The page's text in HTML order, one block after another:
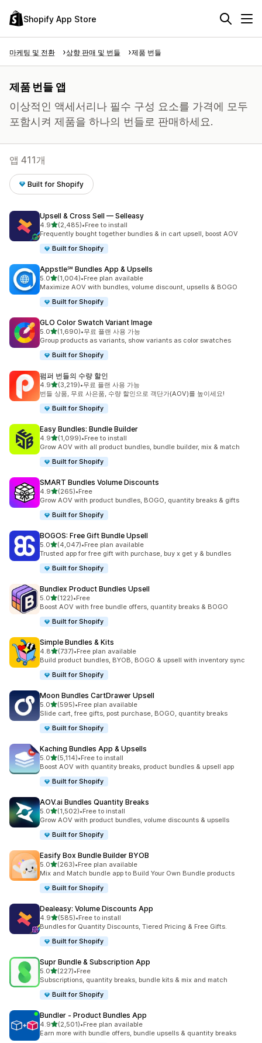
Shopify App Store
마케팅 및 전환 상향 판매 및 번들 제품 번들
제품 번들 앱
이상적인 액세서리나 필수 구성 요소를 가격에 모두
포함시켜 제품을 하나의 번들로 판매하세요.
앱 411개
Built for Shopify
Upsell & Cross Sell — Selleasy
4.9별 5개 중
(2,485)
총 리뷰 2485개
•Free to install
Frequently bought together bundles & in cart upsell, boost AOV
Built for Shopify
Appstle℠ Bundles App & Upsells
5.0별 5개 중
(1,004)
총 리뷰 1004개
•Free plan available
Maximize AOV with bundles, volume discount, upsells & BOGO
Built for Shopify
GLO Color Swatch Variant Image
5.0별 5개 중
(1,690)
총 리뷰 1690개
•무료 플랜 사용 가능
Group products as variants, show variants as color swatches
Built for Shopify
펌퍼 번들의 수량 할인
4.9별 5개 중
(3,219)
총 리뷰 3219개
•무료 플랜 사용 가능
번들 상품, 무료 사은품, 수량 할인으로 객단가(AOV)를 높이세요!
Built for Shopify
Easy Bundles: Bundle Builder
4.9별 5개 중
(1,099)
총 리뷰 1099개
•Free to install
Grow AOV with all product bundles, bundle builder, mix & match
Built for Shopify
SMART Bundles Volume Discounts
4.9별 5개 중
(265)
총 리뷰 265개
•Free
Grow AOV with product bundles, BOGO, quantity breaks & gifts
Built for Shopify
BOGOS: Free Gift Bundle Upsell
5.0별 5개 중
(4,047)
총 리뷰 4047개
•Free plan available
Trusted app for free gift with purchase, buy x get y & bundles
Built for Shopify
Bundlex Product Bundles Upsell
5.0별 5개 중
(122)
총 리뷰 122개
•Free
Boost AOV with free bundle offers, quantity breaks & BOGO
Built for Shopify
Simple Bundles & Kits
4.8별 5개 중
(737)
총 리뷰 737개
•Free plan available
Build product bundles, BYOB, BOGO & upsell with inventory sync
Built for Shopify
Moon Bundles CartDrawer Upsell
5.0별 5개 중
(595)
총 리뷰 595개
•Free plan available
Slide cart, free gifts, post purchase, BOGO, quantity breaks
Built for Shopify
Kaching Bundles App & Upsells
5.0별 5개 중
(5,114)
총 리뷰 5114개
•Free to install
Boost AOV with quantity breaks, product bundles & upsell app
Built for Shopify
AOV.ai Bundles Quantity Breaks
5.0별 5개 중
(1,502)
총 리뷰 1502개
•Free to install
Grow AOV with product bundles, volume discounts & upsells
Built for Shopify
Easify Box Bundle Builder BYOB
5.0별 5개 중
(263)
총 리뷰 263개
•Free plan available
Mix and Match bundle app to Build Your Own Bundle products
Built for Shopify
Dealeasy: Volume Discounts App
4.9별 5개 중
(585)
총 리뷰 585개
•Free to install
Bundles for Quantity Discounts, Tiered Pricing & Free Gifts.
Built for Shopify
Supr Bundle & Subscription App
5.0별 5개 중
(227)
총 리뷰 227개
•Free
Subscriptions, quantity breaks, bundle kits & mix and match
Built for Shopify
Bundler ‑ Product Bundles App
4.9별 5개 중
(2,501)
총 리뷰 2501개
•Free plan available
Earn more with bundle offers, bundle upsells & quantity breaks